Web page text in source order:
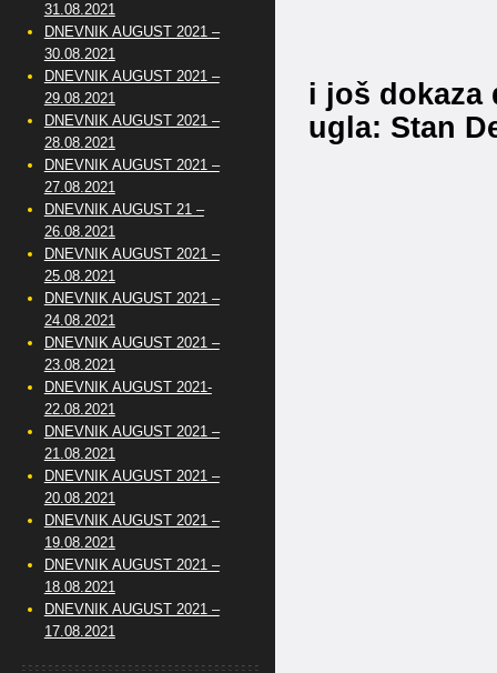
i još dokaza
ugla: Stan
31.08.2021
DNEVNIK AUGUST 2021 –
30.08.2021
DNEVNIK AUGUST 2021 –
29.08.2021
DNEVNIK AUGUST 2021 –
28.08.2021
DNEVNIK AUGUST 2021 –
27.08.2021
DNEVNIK AUGUST 21 –
26.08.2021
DNEVNIK AUGUST 2021 –
25.08.2021
DNEVNIK AUGUST 2021 –
24.08.2021
DNEVNIK AUGUST 2021 –
23.08.2021
DNEVNIK AUGUST 2021-
22.08.2021
DNEVNIK AUGUST 2021 –
21.08.2021
DNEVNIK AUGUST 2021 –
20.08.2021
DNEVNIK AUGUST 2021 –
19.08.2021
DNEVNIK AUGUST 2021 –
18.08.2021
DNEVNIK AUGUST 2021 –
17.08.2021